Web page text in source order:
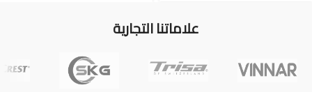
علاماتنا التجارية